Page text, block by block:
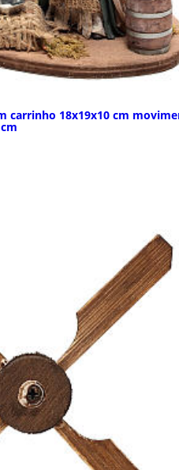
carrinho 18x19x10 cm